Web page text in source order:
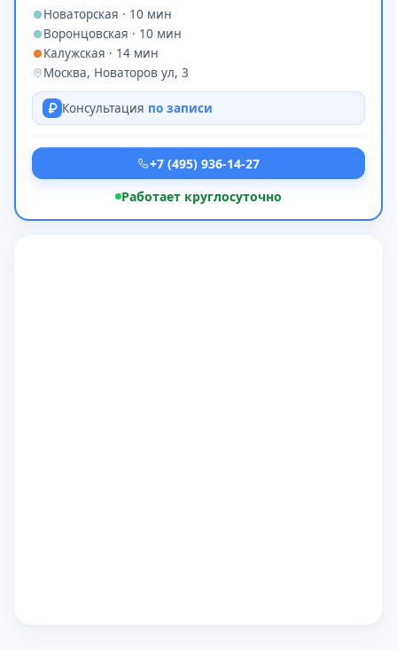
Новаторская · 10 мин
Воронцовская · 10 мин
Калужская · 14 мин
Москва, Новаторов ул, 3
Консультация по записи
+7 (495) 936-14-27
Работает круглосуточно